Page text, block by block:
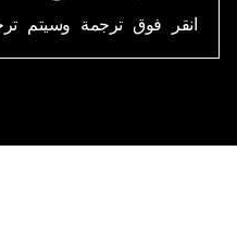
انقر فوق ترجمة وسيتم